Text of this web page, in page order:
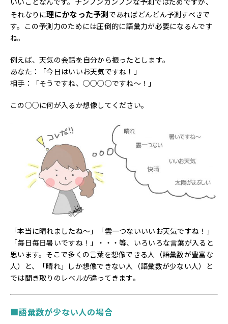
それなりに理にかなった予測であればどんどん予測すべきで
す。この予測力のためには圧倒的に語彙力が必要になるんです
ね。
例えば、天気の会話を自分から振ったとします。
あなた：「今日はいいお天気ですね！」
相手：「そうですね、○○○○ですね～！」
この○○に何が入るか想像してください。
「本当に晴れましたね～」「雲一つないいいお天気ですね！」
「毎日毎日暑いですね！」・・・等、いろいろな言葉が入ると
思います。そこで多くの言葉を想像できる人（語彙数が豊富な
人）と、「晴れ」しか想像できない人（語彙数が少ない人）と
では聞き取りのレベルが違ってきます。
■語彙数が少ない人の場合